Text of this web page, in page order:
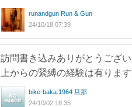
runandgun Run & Gun
24/10/18 07:39
訪問書き込みありがとうござ
上からの緊縛の経験は有りま
bike-baka.1964 旦那
24/10/02 18:35